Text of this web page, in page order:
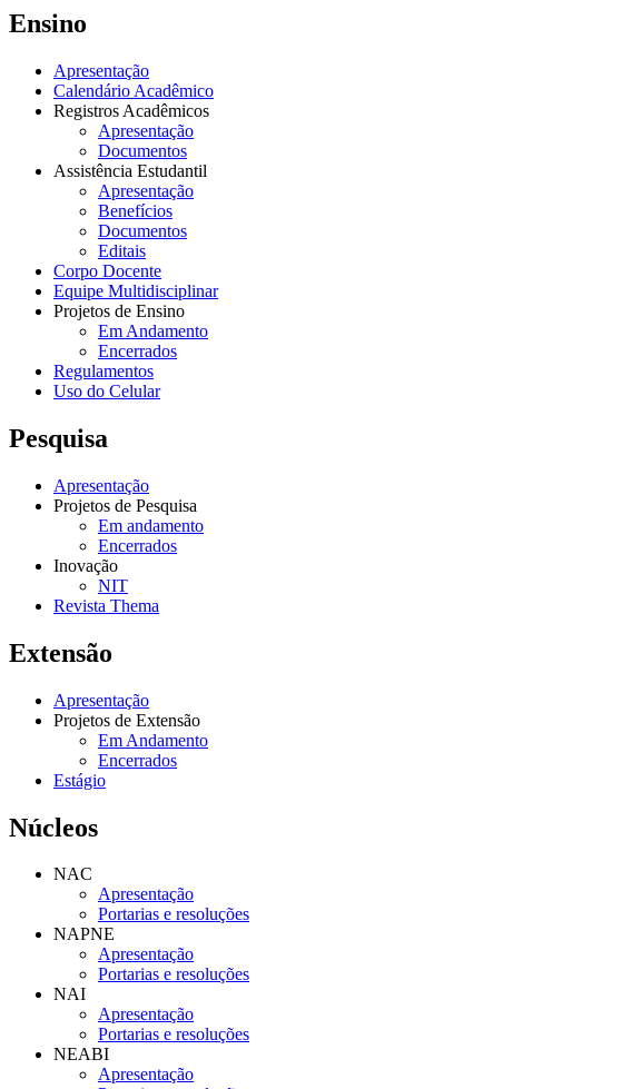
Ensino
Apresentação
Calendário Acadêmico
Registros Acadêmicos
Apresentação
Documentos
Assistência Estudantil
Apresentação
Benefícios
Documentos
Editais
Corpo Docente
Equipe Multidisciplinar
Projetos de Ensino
Em Andamento
Encerrados
Regulamentos
Uso do Celular
Pesquisa
Apresentação
Projetos de Pesquisa
Em andamento
Encerrados
Inovação
NIT
Revista Thema
Extensão
Apresentação
Projetos de Extensão
Em Andamento
Encerrados
Estágio
Núcleos
NAC
Apresentação
Portarias e resoluções
NAPNE
Apresentação
Portarias e resoluções
NAI
Apresentação
Portarias e resoluções
NEABI
Apresentação